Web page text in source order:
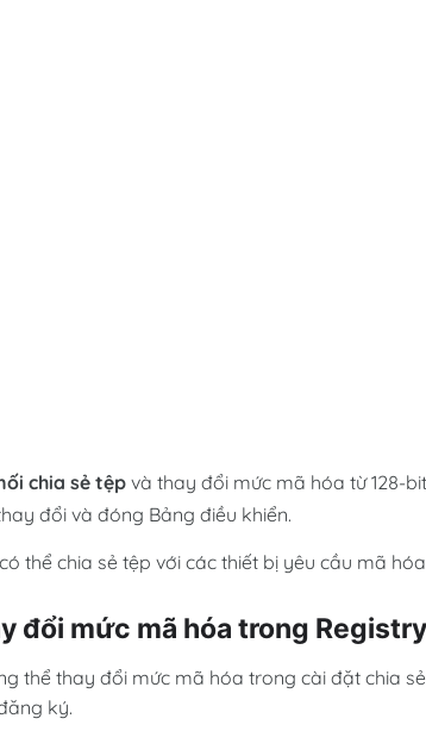
chia sẻ tệpvà thay đổi mức mã hóa từ 128-
đổi và đóng Bảng điều khiển.
thể chia sẻ tệp với các thiết bị yêu cầu mã
đổi mức mã hóa trong
thể thay đổi mức mã hóa trong cài đặt chia
ký.